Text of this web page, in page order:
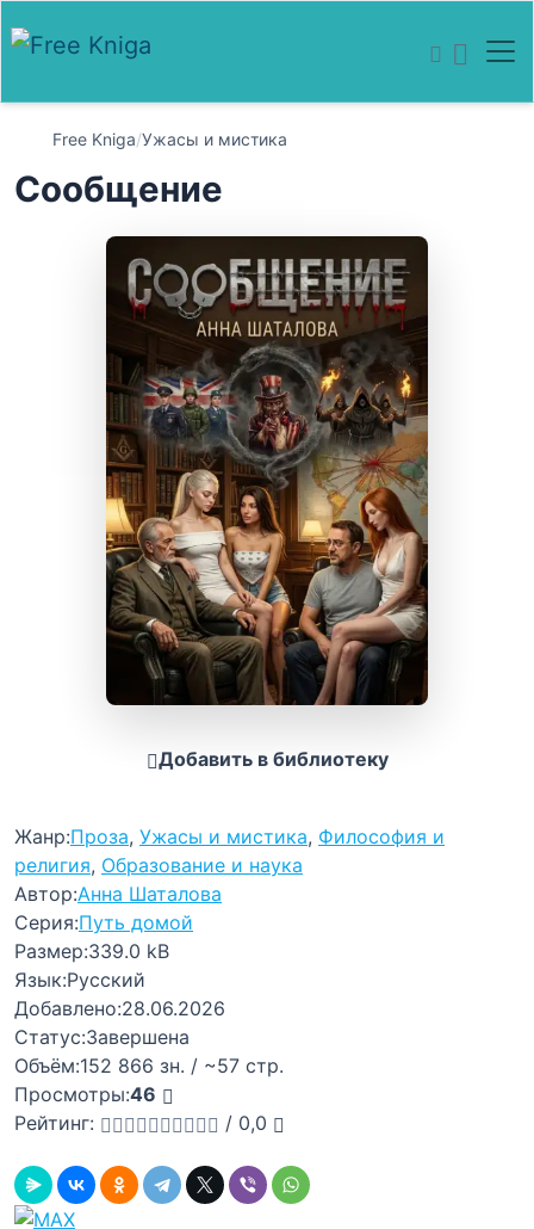
Free Kniga/Ужасы и мистика
Сообщение
Добавить в библиотеку
Жанр:Проза, Ужасы и мистика, Философия и
религия, Образование и наука
Автор:Анна Шаталова
Серия:Путь домой
Размер:339.0 kB
Язык:Русский
Добавлено:28.06.2026
Статус:Завершена
Объём:152 866 зн. / ~57 стр.
Просмотры:46
Рейтинг:
/ 0,0